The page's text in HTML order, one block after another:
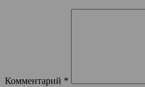
Комментарий *